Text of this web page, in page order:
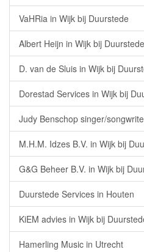
VaHRia in Wijk bij Duurstede
Albert Heijn in Wijk bij Duurstede
D. van de Sluis in Wijk bij
Dorestad Services in Wijk bij
Judy Benschop singer/
M.H.M. Idzes B.V. in Wijk bij
G&G Beheer B.V. in Wijk bij
Duurstede Services in Houten
KiEM advies in Wijk bij
Hamerling Music in Utrecht